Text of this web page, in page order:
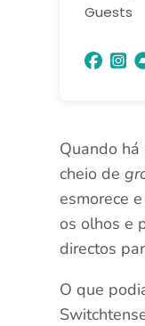
Guests
Quando
cheio de
esmorece
os olhos e
directos
O que